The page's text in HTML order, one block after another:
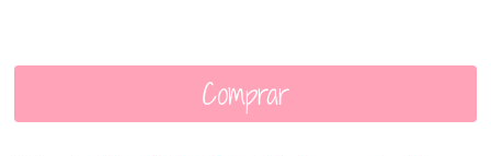
Comprar